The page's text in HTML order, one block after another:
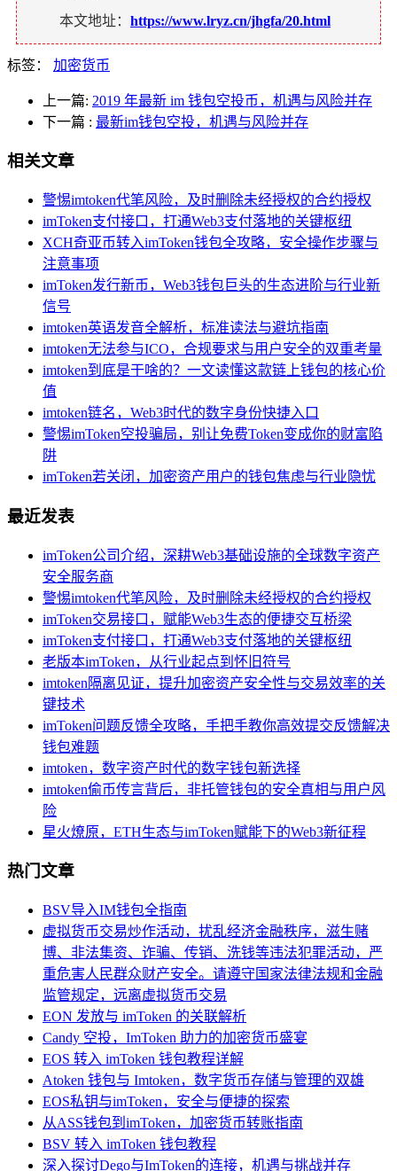
本文地址： https://www.lryz.cn/jhgfa/20.html
标签： 加密货币
上一篇: 2019 年最新 im 钱包空投币，机遇与风险并存
下一篇 : 最新im钱包空投，机遇与风险并存
相关文章
警惕imtoken代笔风险，及时删除未经授权的合约授权
imToken支付接口，打通Web3支付落地的关键枢纽
XCH奇亚币转入imToken钱包全攻略，安全操作步骤与
注意事项
imToken发行新币，Web3钱包巨头的生态进阶与行业新
信号
imtoken英语发音全解析，标准读法与避坑指南
imtoken无法参与ICO，合规要求与用户安全的双重考量
imtoken到底是干啥的？一文读懂这款链上钱包的核心价
值
imtoken链名，Web3时代的数字身份快捷入口
警惕imToken空投骗局，别让免费Token变成你的财富陷
阱
imToken若关闭，加密资产用户的钱包焦虑与行业隐忧
最近发表
imToken公司介绍，深耕Web3基础设施的全球数字资产
安全服务商
警惕imtoken代笔风险，及时删除未经授权的合约授权
imToken交易接口，赋能Web3生态的便捷交互桥梁
imToken支付接口，打通Web3支付落地的关键枢纽
老版本imToken，从行业起点到怀旧符号
imtoken隔离见证，提升加密资产安全性与交易效率的关
键技术
imToken问题反馈全攻略，手把手教你高效提交反馈解决
钱包难题
imtoken，数字资产时代的数字钱包新选择
imtoken偷币传言背后，非托管钱包的安全真相与用户风
险
星火燎原，ETH生态与imToken赋能下的Web3新征程
热门文章
BSV导入IM钱包全指南
虚拟货币交易炒作活动，扰乱经济金融秩序，滋生赌
博、非法集资、诈骗、传销、洗钱等违法犯罪活动，严
重危害人民群众财产安全。请遵守国家法律法规和金融
监管规定，远离虚拟货币交易
EON 发放与 imToken 的关联解析
Candy 空投，ImToken 助力的加密货币盛宴
EOS 转入 imToken 钱包教程详解
Atoken 钱包与 Imtoken，数字货币存储与管理的双雄
EOS私钥与imToken，安全与便捷的探索
从ASS钱包到imToken，加密货币转账指南
BSV 转入 imToken 钱包教程
深入探讨Dego与ImToken的连接，机遇与挑战并存